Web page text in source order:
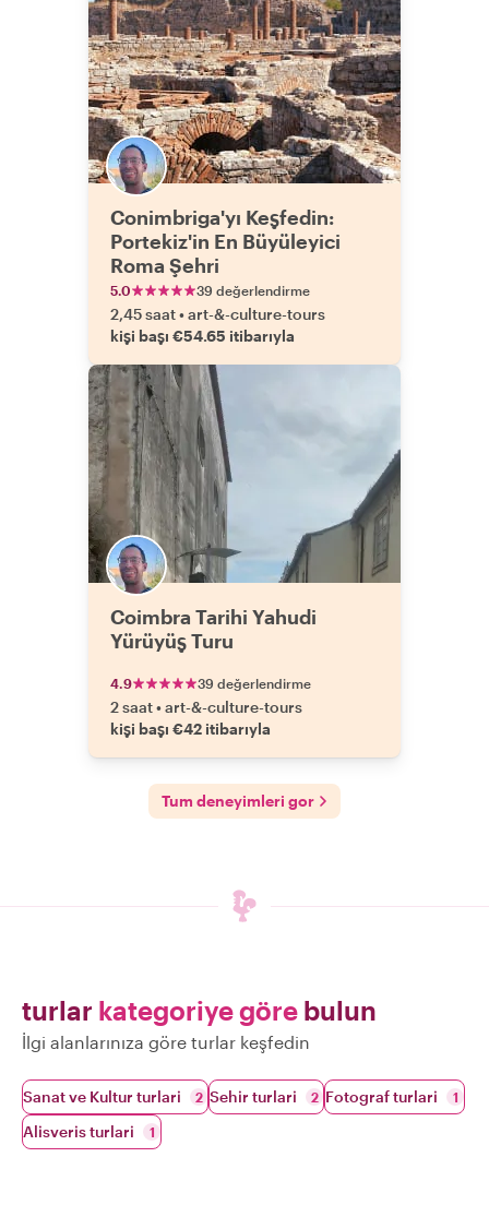
Conimbriga'yı Keşfedin:
Portekiz'in En Büyüleyici
Roma Şehri
5.0 39 değerlendirme
2,45 saat•art-&-culture-tours
kişi başı €54.65 itibarıyla
Coimbra Tarihi Yahudi
Yürüyüş Turu
4.9 39 değerlendirme
2 saat•art-&-culture-tours
kişi başı €42 itibarıyla
Tum deneyimleri gor
turlar kategoriye göre bulun
İlgi alanlarınıza göre turlar keşfedin
Sanat ve Kultur turlari 2 Sehir turlari 2 Fotograf turlari 1
Alisveris turlari 1